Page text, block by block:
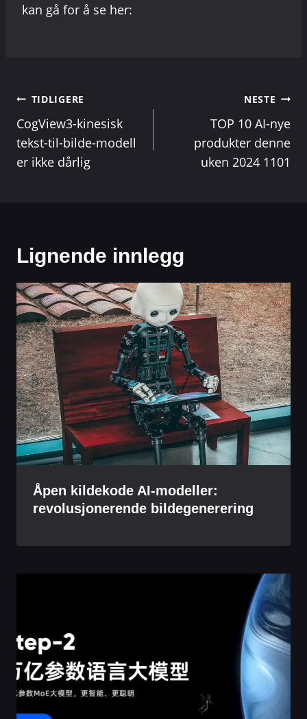
kan gå for å se her:
TIDLIGERE
CogView3-kinesisk
tekst-til-bilde-modell
er ikke dårlig
NESTE
TOP 10 AI-nye
produkter denne
uken 2024 1101
Lignende innlegg
Åpen kildekode AI-modeller:
revolusjonerende bildegenerering